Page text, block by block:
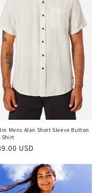
Mens Alan Short Sleeve Button
Shirt
USD